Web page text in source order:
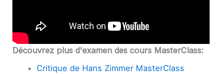
Découvrez plus d'examen des cours MasterClass:
Critique de Hans Zimmer MasterClass